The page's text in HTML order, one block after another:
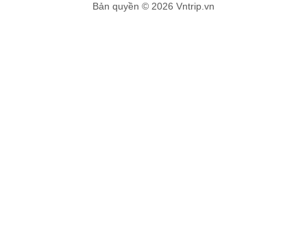
Bản quyền © 2026 Vntrip.vn